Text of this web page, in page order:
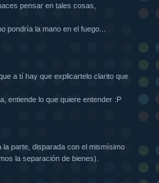
pensar en tales cosas,
pondría la mano en el fuego...
a tí hay que explicartelo clarito que
entiende lo que quiere entender :P
parte, disparada con el mismísimo
la separación de bienes).